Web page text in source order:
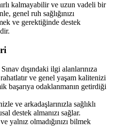
kalmayabilir ve uzun vadeli bir
genel ruh sağlığınızı
ve gerektiğinde destek
Sınav dışındaki ilgi alanlarınıza
ve genel yaşam kalitenizi
başarıya odaklanmanın getirdiği
ve arkadaşlarınızla sağlıklı
destek almanızı sağlar.
yalnız olmadığınızı bilmek